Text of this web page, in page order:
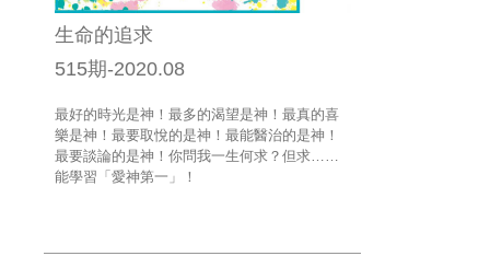
生命的追求
515期-2020.08
最好的時光是神！最多的渴望是神！最真的喜
樂是神！最要取悅的是神！最能醫治的是神！
最要談論的是神！你問我一生何求？但求……
能學習「愛神第一」！